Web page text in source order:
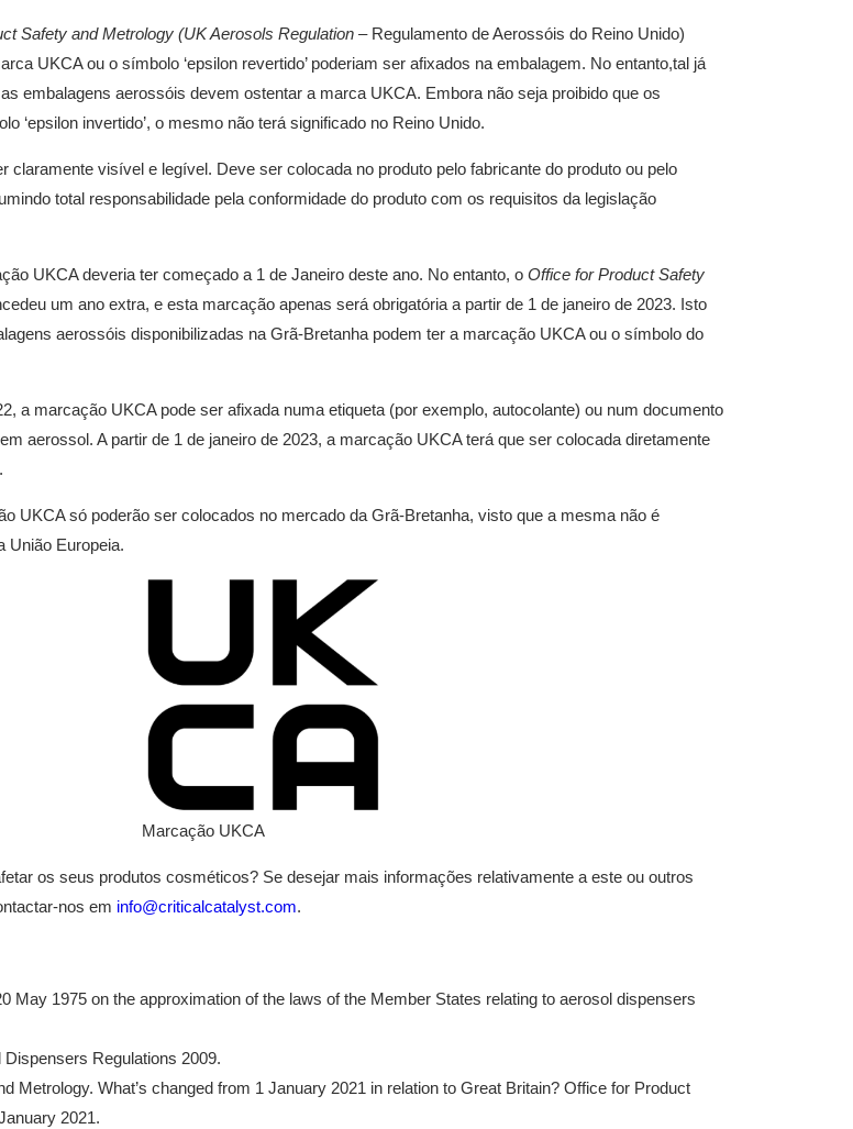
Safety and Metrology (UK Aerosols Regulation– Regulamento de Aerossóis do Reino Unido)
UKCA ou o símbolo ‘epsilon revertido’ poderiam ser afixados na embalagem. No entanto,tal já
embalagens aerossóis devem ostentar a marca UKCA. Embora não seja proibido que os
‘epsilon invertido’, o mesmo não terá significado no Reino Unido.
claramente visível e legível. Deve ser colocada no produto pelo fabricante do produto ou pelo
total responsabilidade pela conformidade do produto com os requisitos da legislação
UKCA deveria ter começado a 1 de Janeiro deste ano. No entanto, oOffice for Product Safety
um ano extra, e esta marcação apenas será obrigatória a partir de 1 de janeiro de 2023. Isto
aerossóis disponibilizadas na Grã-Bretanha podem ter a marcação UKCA ou o símbolo do
a marcação UKCA pode ser afixada numa etiqueta (por exemplo, autocolante) ou num documento
aerossol. A partir de 1 de janeiro de 2023, a marcação UKCA terá que ser colocada diretamente
UKCA só poderão ser colocados no mercado da Grã-Bretanha, visto que a mesma não é
União Europeia.
Marcação UKCA
os seus produtos cosméticos? Se desejar mais informações relativamente a este ou outros
nos em info@criticalcatalyst.com.
May 1975 on the approximation of the laws of the Member States relating to aerosol dispensers
Dispensers Regulations 2009.
Metrology. What’s changed from 1 January 2021 in relation to Great Britain? Office for Product
2021.